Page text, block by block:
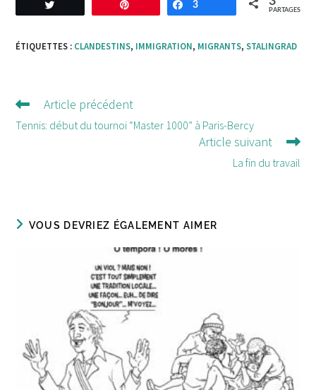
Enregistrer Partagez
3
PARTAGES
ÉTIQUETTES : CLANDESTINS, IMMIGRATION, MIGRANTS, STALINGRAD
Lire
d'autres
Article précédent
Tennis: début du tournoi “Master 1000” à Paris-Bercy
Article suivant
La fin du travail
VOUS DEVRIEZ ÉGALEMENT AIMER